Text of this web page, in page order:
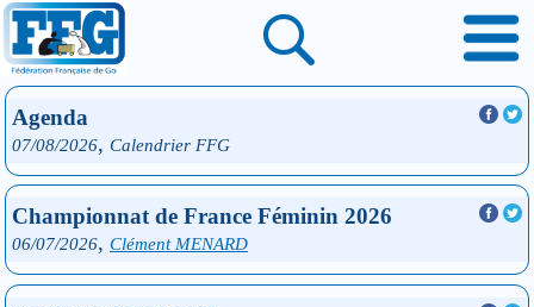
Agenda
07/08/2026, Calendrier FFG
Championnat de France Féminin 2026
06/07/2026, Clément MENARD